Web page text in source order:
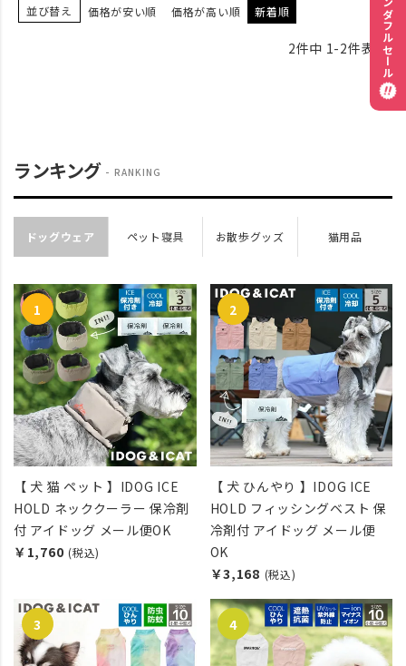
並び替え 価格が安い順 価格が高い順 新着順
2件中 1-2件表示
ランキング RANKING
ドッグウェア ペット寝具 お散歩グッズ 猫用品
【 犬 猫 ペット 】IDOG ICE
HOLD ネッククーラー 保冷剤
付 アイドッグ メール便OK
￥1,760 (税込)
【 犬 ひんやり 】IDOG ICE
HOLD フィッシングベスト 保
冷剤付 アイドッグ メール便
OK
￥3,168 (税込)
ワンダフルセール